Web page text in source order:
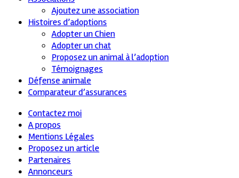
Ajoutez une association
Histoires d’adoptions
Adopter un Chien
Adopter un chat
Proposez un animal à l’adoption
Témoignages
Défense animale
Comparateur d’assurances
Contactez moi
A propos
Mentions Légales
Proposez un article
Partenaires
Annonceurs